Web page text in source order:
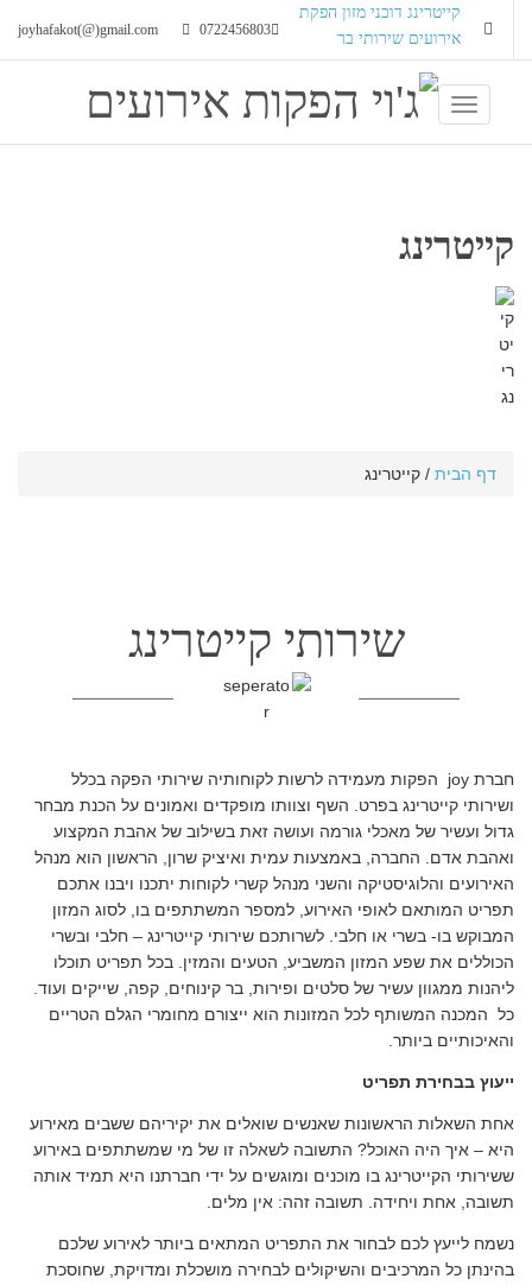
0722456803
joyhafakot(@)gmail.com
קייטרינג דוכני מזון הפקת
אירועים שירותי בר
T
e
n
o
קייטרינג
דף הבית / קייטרינג
שירותי קייטרינג
חברת joy הפקות מעמידה לרשות לקוחותיה שירותי הפקה בכלל
ושירותי קייטרינג בפרט. השף וצוותו מופקדים ואמונים על הכנת מבחר
גדול ועשיר של מאכלי גורמה ועושה זאת בשילוב של אהבת המקצוע
ואהבת אדם. החברה, באמצעות עמית ואיציק שרון, הראשון הוא מנהל
האירועים והלוגיסטיקה והשני מנהל קשרי לקוחות יתכנו ויבנו אתכם
תפריט המותאם לאופי האירוע, למספר המשתתפים בו, לסוג המזון
המבוקש בו- בשרי או חלבי. לשרותכם שירותי קייטרינג – חלבי ובשרי
הכוללים את שפע המזון המשביע, הטעים והמזין. בכל תפריט תוכלו
ליהנות ממגוון עשיר של סלטים ופירות, בר קינוחים, קפה, שייקים ועוד.
כל המכנה המשותף לכל המזונות הוא ייצורם מחומרי הגלם הטריים
והאיכותיים ביותר.
ייעוץ בבחירת תפריט
אחת השאלות הראשונות שאנשים שואלים את יקיריהם ששבים מאירוע
היא – איך היה האוכל? התשובה לשאלה זו של מי שמשתתפים באירוע
ששירותי הקייטרינג בו מוכנים ומוגשים על ידי חברתנו היא תמיד אותה
תשובה, אחת ויחידה. תשובה זהה: אין מלים.
נשמח לייעץ לכם לבחור את התפריט המתאים ביותר לאירוע שלכם
בהינתן כל המרכיבים והשיקולים לבחירה מושכלת ומדויקת, שחוסכת